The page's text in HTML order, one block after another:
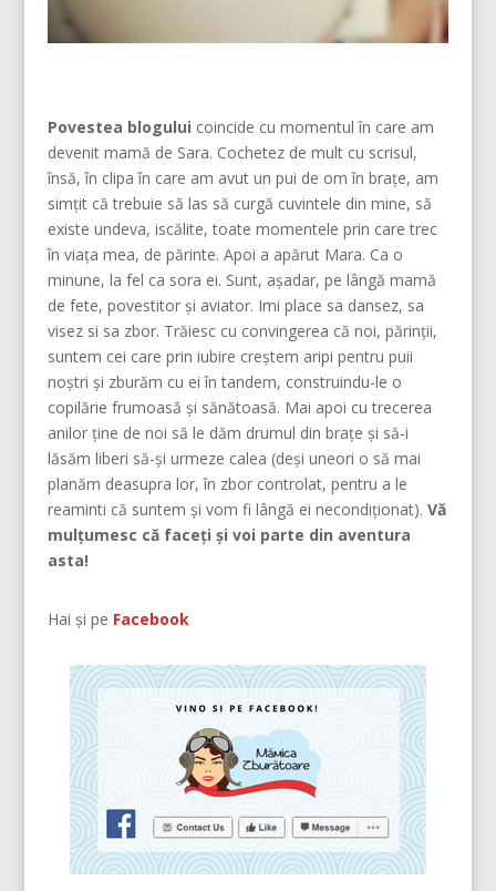
Povestea blogului coincide cu momentul în care am
devenit mamă de Sara. Cochetez de mult cu scrisul,
însă, în clipa în care am avut un pui de om în brațe, am
simțit că trebuie să las să curgă cuvintele din mine, să
existe undeva, iscălite, toate momentele prin care trec
în viața mea, de părinte. Apoi a apărut Mara. Ca o
minune, la fel ca sora ei. Sunt, așadar, pe lângă mamă
de fete, povestitor și aviator. Imi place sa dansez, sa
visez si sa zbor. Trăiesc cu convingerea că noi, părinţii,
suntem cei care prin iubire creştem aripi pentru puii
noştri şi zburăm cu ei în tandem, construindu-le o
copilărie frumoasă şi sănătoasă. Mai apoi cu trecerea
anilor ține de noi să le dăm drumul din braţe și să-i
lăsăm liberi să-și urmeze calea (deşi uneori o să mai
planăm deasupra lor, în zbor controlat, pentru a le
reaminti că suntem şi vom fi lângă ei necondiţionat). Vă
mulțumesc că faceți și voi parte din aventura
asta!
Hai și pe Facebook